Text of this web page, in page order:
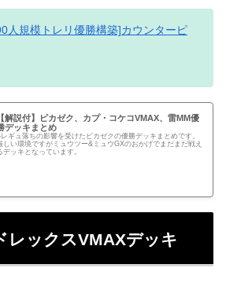
人規模トレリ優勝構築]カウンターピ
【解説付】ピカゼク、カプ・コケコVMAX、雷MM優
デッキまとめ
レギュ落ちの影響を受けたピカゼクの優勝デッキまとめです。
しい環境ですがミュウツー&ミュウGXのおかげでまだまだ戦え
デッキとなっています。
ックスVMAXデッキ